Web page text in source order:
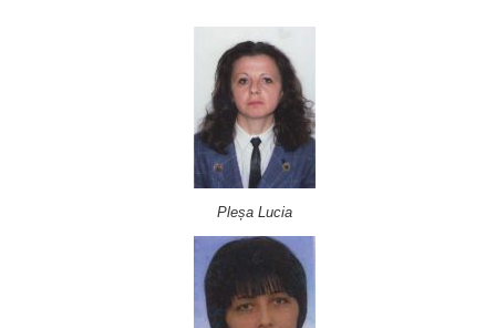
Pleșa Lucia